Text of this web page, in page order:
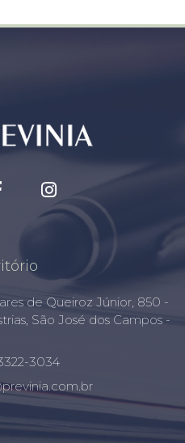
de Queiroz Júnior, 850 -
São José dos Campos -
3034